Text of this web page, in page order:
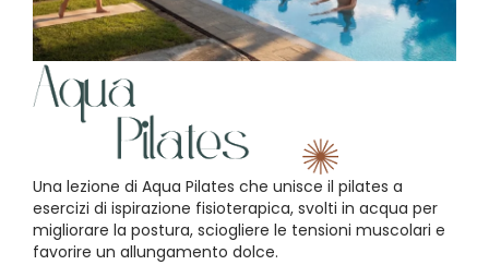
Una lezione di Aqua Pilates che unisce il pilates a
esercizi di ispirazione fisioterapica, svolti in acqua per
migliorare la postura, sciogliere le tensioni muscolari e
favorire un allungamento dolce.